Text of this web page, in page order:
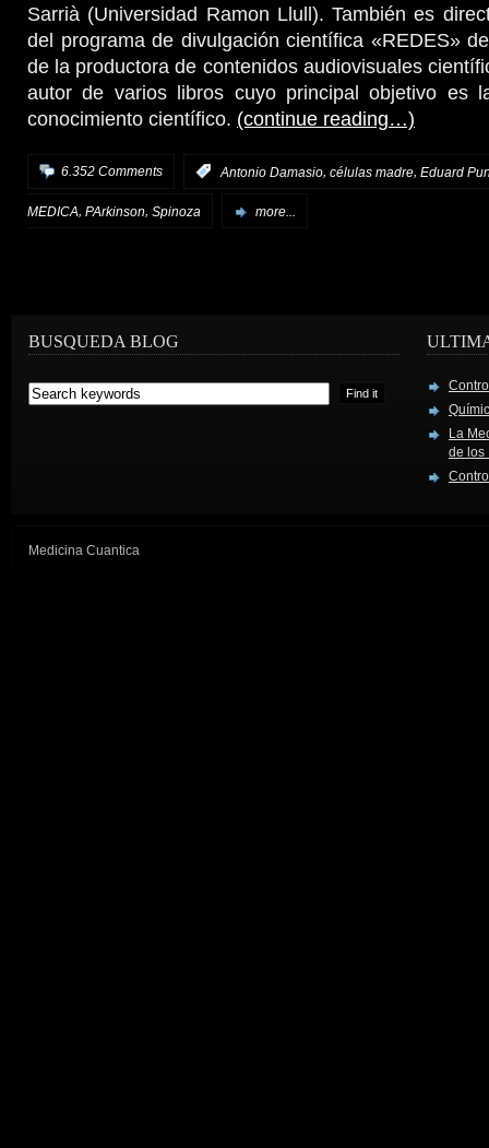
Sarrià (Universidad Ramon Llull). También es
del programa de divulgación científica «REDES»
de la productora de contenidos audiovisuales
autor de varios libros cuyo principal objetivo es
conocimiento científico. (continue reading…)
6.352 Comments Antonio Damasio células madre Eduard
MEDICA, PArkinson, Spinoza more...
BUSQUEDA BLOG
La
de los
Medicina Cuantica